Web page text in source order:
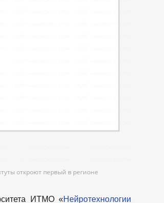
откроют первый в регионе
ИТМО «Нейротехнологии